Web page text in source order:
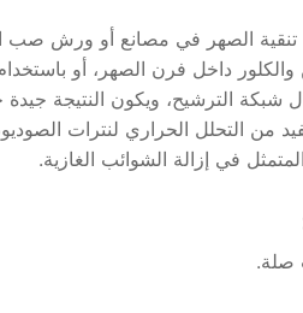
الصهر في مصانع أو ورش صب
داخل فرن الصهر، أو
شبكة الترشيح، ويكون النتيجة
من التحلل الحراري لنترات
في إزالة الشوائب الغازية.
صلة.